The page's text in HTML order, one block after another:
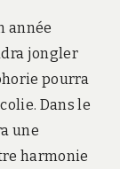
année
jongler
pourra
Dans le
une
harmonie